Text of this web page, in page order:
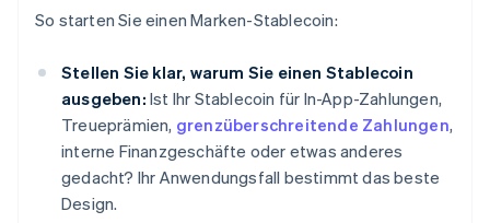
So starten Sie einen Marken-Stablecoin:
Stellen Sie klar, warum Sie einen Stablecoin
ausgeben: Ist Ihr Stablecoin für In-App-Zahlungen,
Treueprämien, grenzüberschreitende Zahlungen,
interne Finanzgeschäfte oder etwas anderes
gedacht? Ihr Anwendungsfall bestimmt das beste
Design.